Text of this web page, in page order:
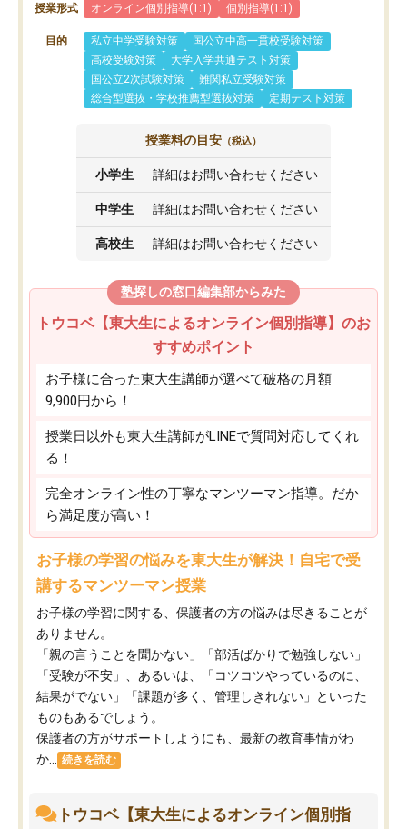
授業形式 オンライン個別指導(1:1) 個別指導(1:1)
目的 私立中学受験対策
国公立中高一貫校受験対策
高校受験対策
大学入学共通テスト対策
国公立2次試験対策
難関私立受験対策
総合型選抜・学校推薦型選抜対策
定期テスト対策
授業料の目安 （税込）
小学生 詳細はお問い合わせください
中学生 詳細はお問い合わせください
高校生 詳細はお問い合わせください
塾探しの窓口編集部からみた
トウコベ【東大生によるオンライン個別指導】のお
すすめポイント
お子様に合った東大生講師が選べて破格の月額
9,900円から！
授業日以外も東大生講師がLINEで質問対応してくれ
る！
完全オンライン性の丁寧なマンツーマン指導。だか
ら満足度が高い！
お子様の学習の悩みを東大生が解決！自宅で受
講するマンツーマン授業
お子様の学習に関する、保護者の方の悩みは尽きることが
ありません。
「親の言うことを聞かない」「部活ばかりで勉強しない」
「受験が不安」、あるいは、「コツコツやっているのに、
結果がでない」「課題が多く、管理しきれない」といった
ものもあるでしょう。
保護者の方がサポートしようにも、最新の教育事情がわ
か...
続きを読む
トウコベ【東大生によるオンライン個別指